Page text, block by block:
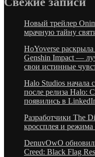
Новый трейлер
мрачную тайну
HoYoverse
Genshin Impact —
свои истинные
Halo Studios начала
после релиза Halo:
появились в
Разработчики The
кроссплея и режима
DenuvOwO
Creed: Black Flag